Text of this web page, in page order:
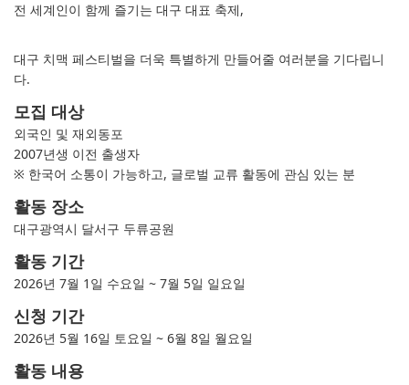
전 세계인이 함께 즐기는 대구 대표 축제,
대구 치맥 페스티벌을 더욱 특별하게 만들어줄 여러분을 기다립니
다.
모집 대상
외국인 및 재외동포
2007년생 이전 출생자
※ 한국어 소통이 가능하고, 글로벌 교류 활동에 관심 있는 분
활동 장소
대구광역시 달서구 두류공원
활동 기간
2026년 7월 1일 수요일 ~ 7월 5일 일요일
신청 기간
2026년 5월 16일 토요일 ~ 6월 8일 월요일
활동 내용